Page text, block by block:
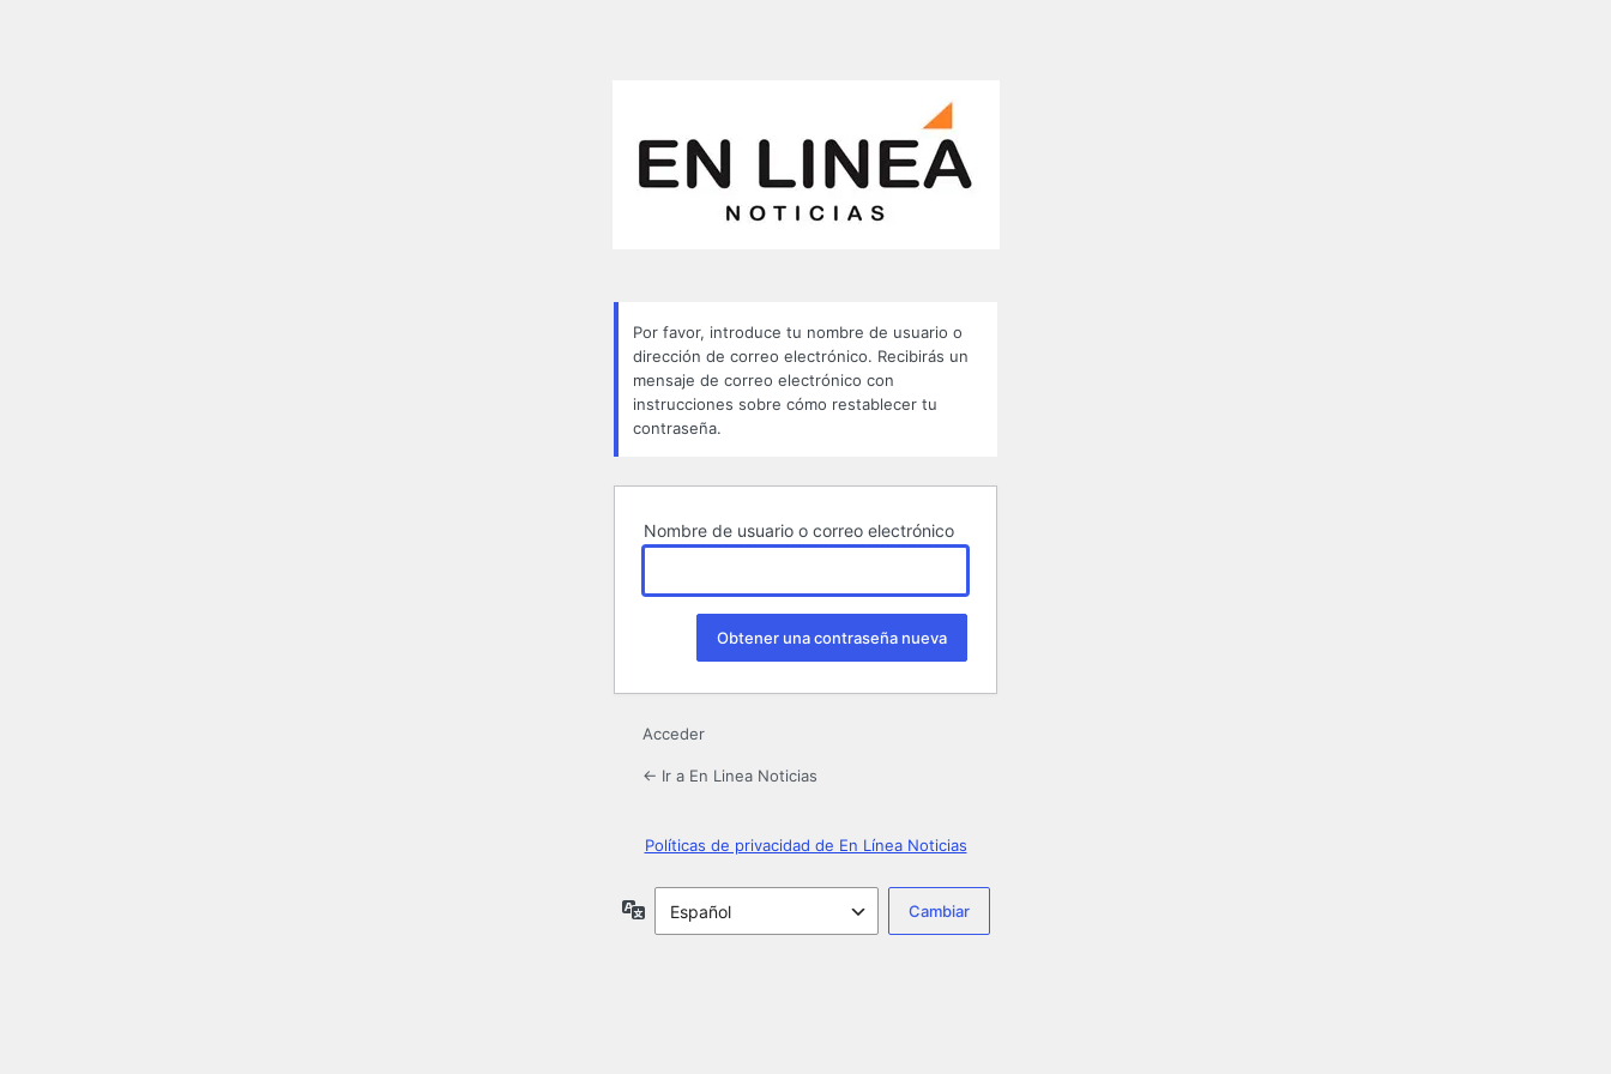
Por favor, introduce tu nombre de usuario o
dirección de correo electrónico. Recibirás un
mensaje de correo electrónico con
instrucciones sobre cómo restablecer tu
contraseña.
Nombre de usuario o correo electrónico
Acceder
← Ir a En Linea Noticias
Políticas de privacidad de En Línea Noticias
Idioma